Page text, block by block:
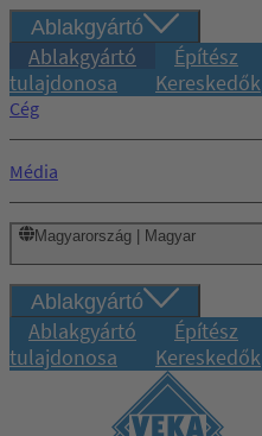
Ablakgyártó
Ablakgyártó Építész
tulajdonosa
Kereskedők
Cég
Média
Magyarország | Magyar
Ablakgyártó
Ablakgyártó Építész
tulajdonosa
Kereskedők